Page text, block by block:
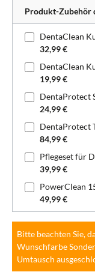
Produkt-Zubehör
32,99 €
19,99 €
24,99 €
DentaProtect
84,99 €
Pflegeset für
39,99 €
PowerClean
49,99 €
Bitte beachten Sie,
Wunschfarbe
Umtausch